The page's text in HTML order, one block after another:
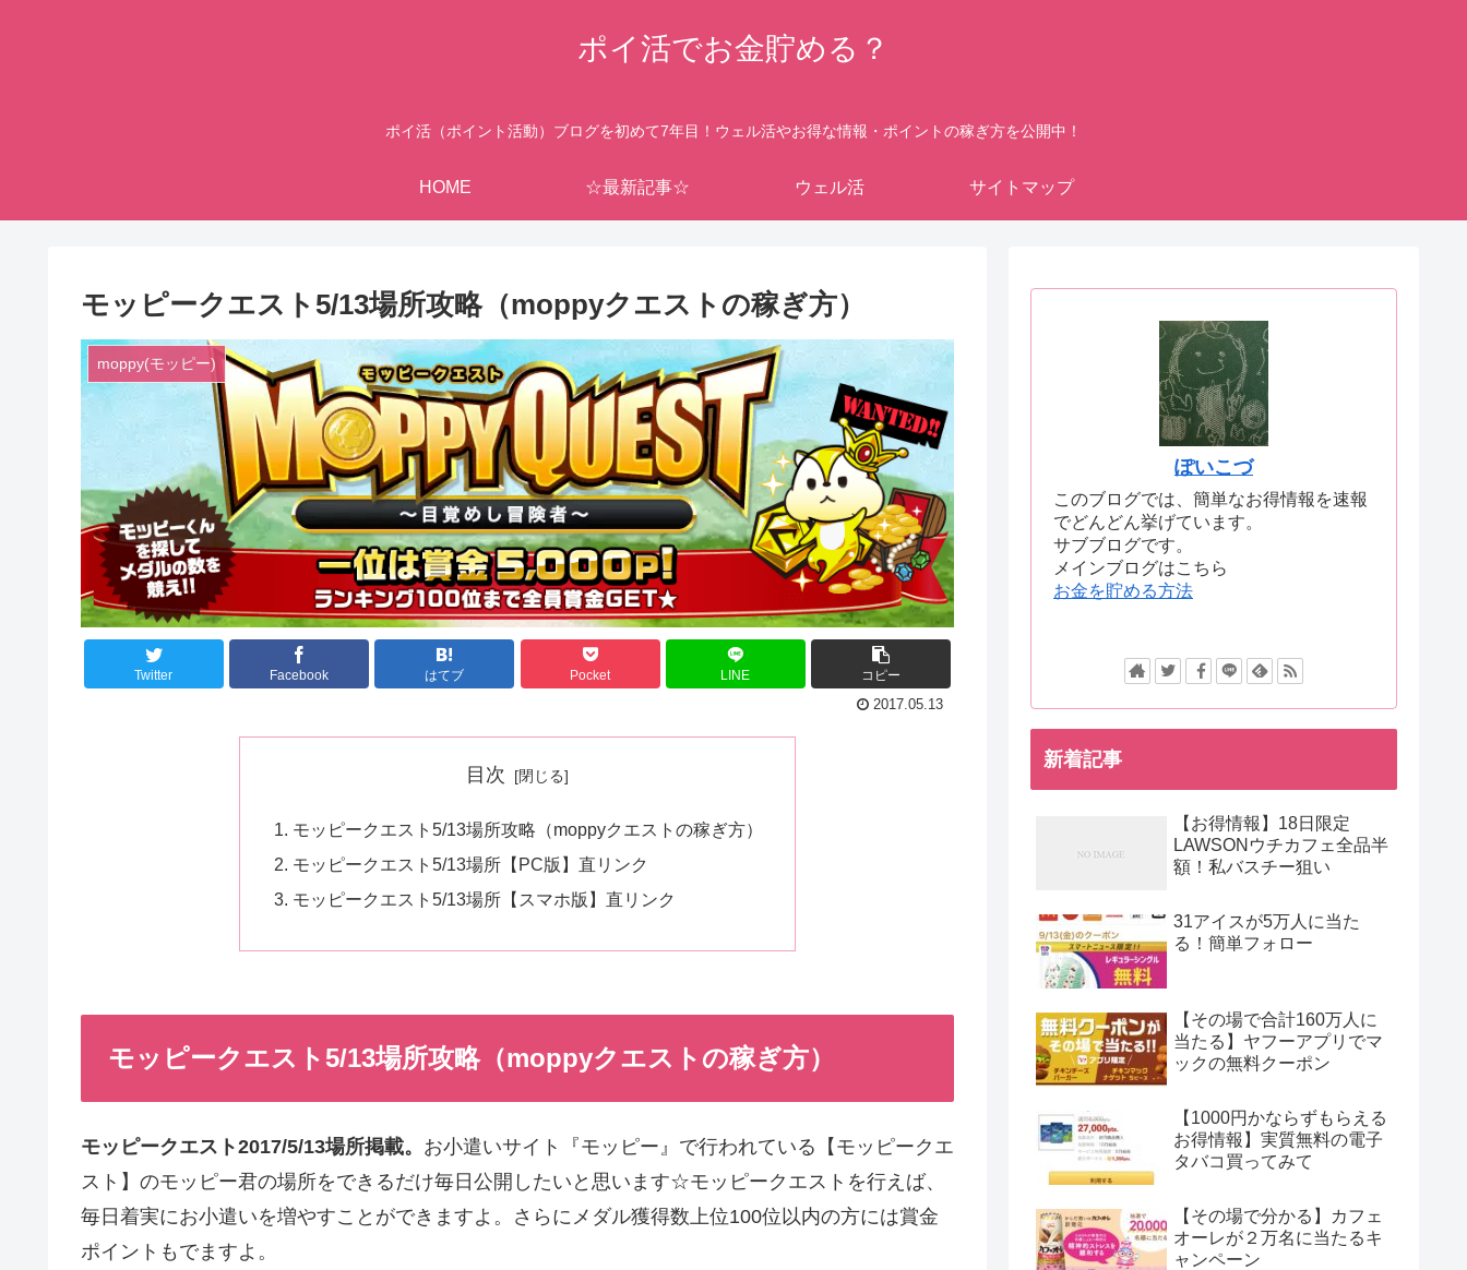
ポイ活でお金貯める？
ポイ活（ポイント活動）ブログを初めて7年目！ウェル活やお得な情報・ポイントの稼ぎ方を公開中！
HOME ☆最新記事☆ ウェル活 サイトマップ
モッピークエスト5/13場所攻略（moppyクエストの稼ぎ方）
moppy(モッピー)
Twitter Facebook はてブ Pocket LINE
コピー
2017.05.13
目次
モッピークエスト5/13場所攻略（moppyクエストの稼ぎ方）
モッピークエスト5/13場所【PC版】直リンク
モッピークエスト5/13場所【スマホ版】直リンク
モッピークエスト5/13場所攻略（moppyクエストの稼ぎ方）
モッピークエスト2017/5/13場所掲載。 お小遣いサイト『モッピー』で行われている【モッピークエ
スト】のモッピー君の場所をできるだけ毎日公開したいと思います☆モッピークエストを行えば、
毎日着実にお小遣いを増やすことができますよ。さらにメダル獲得数上位100位以内の方には賞金
ポイントもでますよ。
ぽいこづ
このブログでは、簡単なお得情報を速報
でどんどん挙げています。
サブブログです。
メインブログはこちら
お金を貯める方法
新着記事
【お得情報】18日限定
LAWSONウチカフェ全品半
額！私バスチー狙い
31アイスが5万人に当た
る！簡単フォロー
【その場で合計160万人に
当たる】ヤフーアプリでマ
ックの無料クーポン
【1000円かならずもらえる
お得情報】実質無料の電子
タバコ買ってみて
【その場で分かる】カフェ
オーレが２万名に当たるキ
ャンペーン